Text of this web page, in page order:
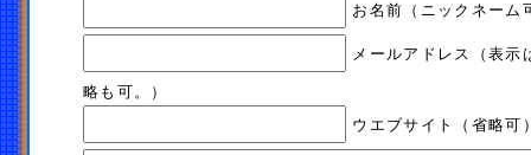
お名前（ニックネーム
メールアドレス（表示
略も可。）
ウエブサイト（省略可